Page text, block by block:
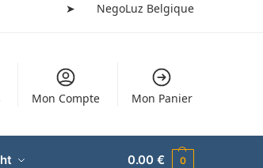
➤ NegoLuz Belgique
Mon Compte Mon Panier
0.00€ 0